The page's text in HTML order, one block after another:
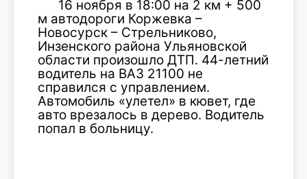
16 ноября в 18:00 на 2 км + 500
м автодороги Коржевка –
Новосурск – Стрельниково,
Инзенского района Ульяновской
области произошло ДТП. 44-летний
водитель на ВАЗ 21100 не
справился с управлением.
Автомобиль «улетел» в кювет, где
авто врезалось в дерево. Водитель
попал в больницу.